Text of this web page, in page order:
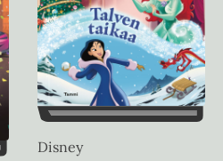
Disney